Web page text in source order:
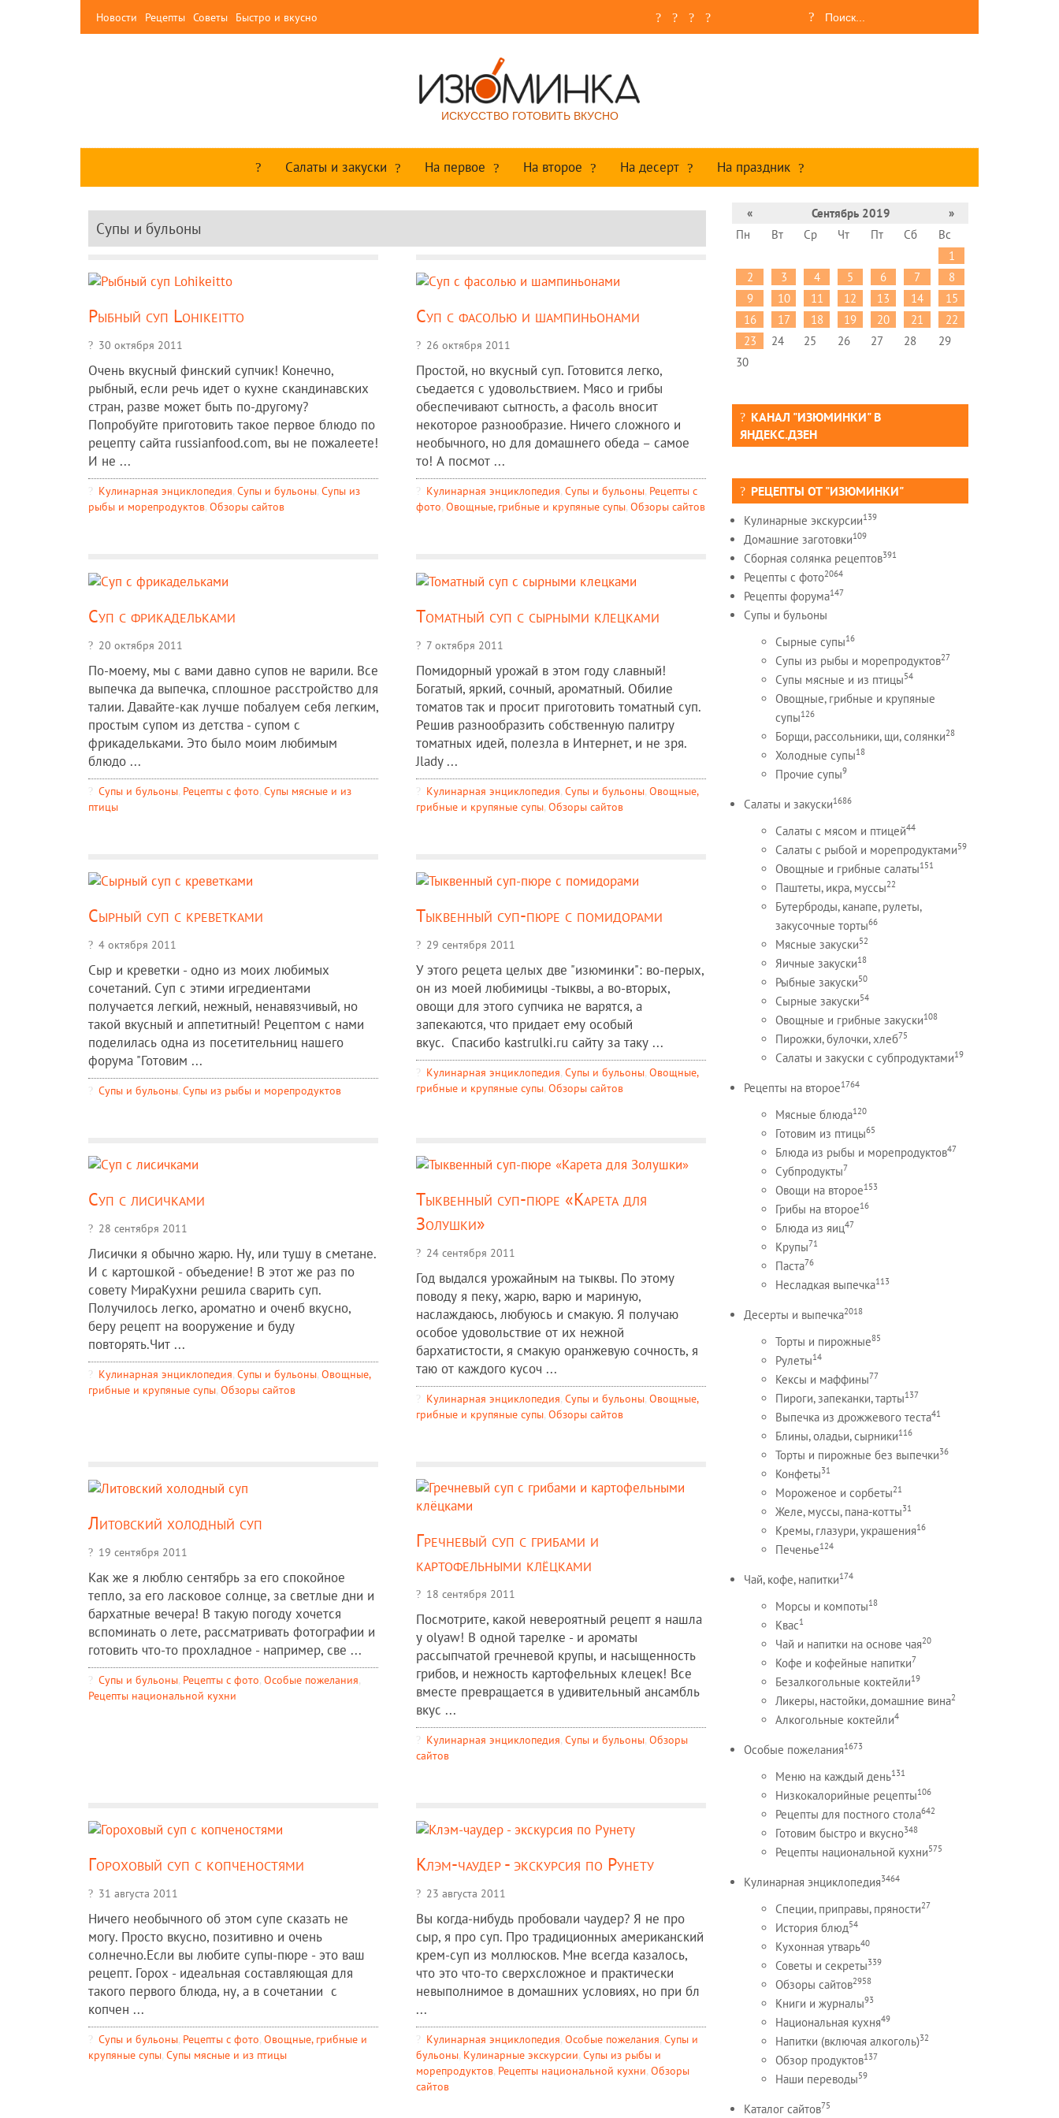
Новости Рецепты Советы Быстро и вкусно
ИСКУССТВО ГОТОВИТЬ ВКУСНО
Салаты и закуски На первое На второе На десерт На праздник
Супы и бульоны
Рыбный суп Lohikeitto
30 октября 2011
Очень вкусный финский супчик! Конечно,
рыбный, если речь идет о кухне скандинавских
стран, разве может быть по-другому?
Попробуйте приготовить такое первое блюдо по
рецепту сайта russianfood.com, вы не пожалеете!
И не ...
Кулинарная энциклопедия, Супы и бульоны, Супы из
рыбы и морепродуктов, Обзоры сайтов
Суп с фасолью и шампиньонами
26 октября 2011
Простой, но вкусный суп. Готовится легко,
съедается с удовольствием. Мясо и грибы
обеспечивают сытность, а фасоль вносит
некоторое разнообразие. Ничего сложного и
необычного, но для домашнего обеда – самое
то! А посмот ...
Кулинарная энциклопедия, Супы и бульоны, Рецепты c
фото, Овощные, грибные и крупяные супы, Обзоры сайтов
Суп с фрикадельками
20 октября 2011
По-моему, мы с вами давно супов не варили. Все
выпечка да выпечка, сплошное расстройство для
талии. Давайте-как лучше побалуем себя легким,
простым супом из детства - супом с
фрикадельками. Это было моим любимым
блюдо ...
Супы и бульоны, Рецепты c фото, Супы мясные и из
птицы
Томатный суп с сырными клецками
7 октября 2011
Помидорный урожай в этом году славный!
Богатый, яркий, сочный, ароматный. Обилие
томатов так и просит приготовить томатный суп.
Решив разнообразить собственную палитру
томатных идей, полезла в Интернет, и не зря.
Jlady ...
Кулинарная энциклопедия, Супы и бульоны, Овощные,
грибные и крупяные супы, Обзоры сайтов
Сырный суп с креветками
4 октября 2011
Сыр и креветки - одно из моих любимых
сочетаний. Суп с этими игредиентами
получается легкий, нежный, ненавязчивый, но
такой вкусный и аппетитный! Рецептом с нами
поделилась одна из посетительниц нашего
форума "Готовим ...
Супы и бульоны, Супы из рыбы и морепродуктов
Тыквенный суп-пюре с помидорами
29 сентября 2011
У этого рецета целых две "изюминки": во-перых,
он из моей любимицы -тыквы, а во-вторых,
овощи для этого супчика не варятся, а
запекаются, что придает ему особый
вкус. Спасибо kastrulki.ru сайту за таку ...
Кулинарная энциклопедия, Супы и бульоны, Овощные,
грибные и крупяные супы, Обзоры сайтов
Суп с лисичками
28 сентября 2011
Лисички я обычно жарю. Ну, или тушу в сметане.
И с картошкой - объедение! В этот же раз по
совету МираКухни решила сварить суп.
Получилось легко, ароматно и оченб вкусно,
беру рецепт на вооружение и буду
повторять.Чит ...
Кулинарная энциклопедия, Супы и бульоны, Овощные,
грибные и крупяные супы, Обзоры сайтов
Тыквенный суп-пюре «Карета для
Золушки»
24 сентября 2011
Год выдался урожайным на тыквы. По этому
поводу я пеку, жарю, варю и мариную,
наслаждаюсь, любуюсь и смакую. Я получаю
особое удовольствие от их нежной
бархатистости, я смакую оранжевую сочность, я
таю от каждого кусоч ...
Кулинарная энциклопедия, Супы и бульоны, Овощные,
грибные и крупяные супы, Обзоры сайтов
Литовский холодный суп
19 сентября 2011
Как же я люблю сентябрь за его спокойное
тепло, за его ласковое солнце, за светлые дни и
бархатные вечера! В такую погоду хочется
вспоминать о лете, рассматривать фотографии и
готовить что-то прохладное - например, све ...
Супы и бульоны, Рецепты c фото, Особые пожелания,
Рецепты национальной кухни
Гречневый суп с грибами и
картофельными клёцками
18 сентября 2011
Посмотрите, какой невероятный рецепт я нашла
у olyaw! В одной тарелке - и ароматы
рассыпчатой гречневой крупы, и насыщенность
грибов, и нежность картофельных клецек! Все
вместе превращается в удивительный ансамбль
вкус ...
Кулинарная энциклопедия, Супы и бульоны, Обзоры
сайтов
Гороховый суп с копченостями
31 августа 2011
Ничего необычного об этом супе сказать не
могу. Просто вкусно, позитивно и очень
солнечно.Если вы любите супы-пюре - это ваш
рецепт. Горох - идеальная составляющая для
такого первого блюда, ну, а в сочетании с
копчен ...
Супы и бульоны, Рецепты c фото, Овощные, грибные и
крупяные супы, Супы мясные и из птицы
Клэм-чаудер - экскурсия по Рунету
23 августа 2011
Вы когда-нибудь пробовали чаудер? Я не про
сыр, я про суп. Про традиционных американский
крем-суп из моллюсков. Мне всегда казалось,
что это что-то сверхсложное и практически
невыполнимое в домашних условиях, но при бл
...
Кулинарная энциклопедия, Особые пожелания, Супы и
бульоны, Кулинарные экскурсии, Супы из рыбы и
морепродуктов, Рецепты национальной кухни, Обзоры
сайтов
« Сентябрь 2019
»
Пн
Вт Ср Чт Пт Сб
Вс
1
2
3 4 5 6 7
8
9
10 11 12 13 14
15
16
17 18 19 20 21
22
23
24 25 26 27 28
29
30
КАНАЛ "ИЗЮМИНКИ" В
ЯНДЕКС.ДЗЕН
РЕЦЕПТЫ ОТ "ИЗЮМИНКИ"
Кулинарные экскурсии139
Домашние заготовки109
Сборная солянка рецептов391
Рецепты c фото2064
Рецепты форума147
Супы и бульоны
Сырные супы16
Супы из рыбы и морепродуктов27
Супы мясные и из птицы54
Овощные, грибные и крупяные
супы126
Борщи, рассольники, щи, солянки28
Холодные супы18
Прочие супы9
Салаты и закуски1686
Салаты с мясом и птицей44
Салаты с рыбой и морепродуктами59
Овощные и грибные салаты151
Паштеты, икра, муссы22
Бутерброды, канапе, рулеты,
закусочные торты66
Мясные закуски52
Яичные закуски18
Рыбные закуски50
Сырные закуски54
Овощные и грибные закуски108
Пирожки, булочки, хлеб75
Салаты и закуски с субпродуктами19
Рецепты на второе1764
Мясные блюда120
Готовим из птицы65
Блюда из рыбы и морепродуктов47
Субпродукты7
Овощи на второе153
Грибы на второе16
Блюда из яиц47
Крупы71
Паста76
Несладкая выпечка113
Десерты и выпечка2018
Торты и пирожные85
Рулеты14
Кексы и маффины77
Пироги, запеканки, тарты137
Выпечка из дрожжевого теста41
Блины, оладьи, сырники116
Торты и пирожные без выпечки36
Конфеты31
Мороженое и сорбеты21
Желе, муссы, пана-котты31
Кремы, глазури, украшения16
Печенье124
Чай, кофе, напитки174
Морсы и компоты18
Квас1
Чай и напитки на основе чая20
Кофе и кофейные напитки7
Безалкогольные коктейли19
Ликеры, настойки, домашние вина2
Алкогольные коктейли4
Особые пожелания1673
Меню на каждый день131
Низкокалорийные рецепты106
Рецепты для постного стола642
Готовим быстро и вкусно348
Рецепты национальной кухни575
Кулинарная энциклопедия3464
Специи, приправы, пряности27
История блюд54
Кухонная утварь40
Советы и секреты339
Обзоры сайтов2958
Книги и журналы93
Национальная кухня49
Напитки (включая алкоголь)32
Обзор продуктов137
Наши переводы59
Каталог сайтов75